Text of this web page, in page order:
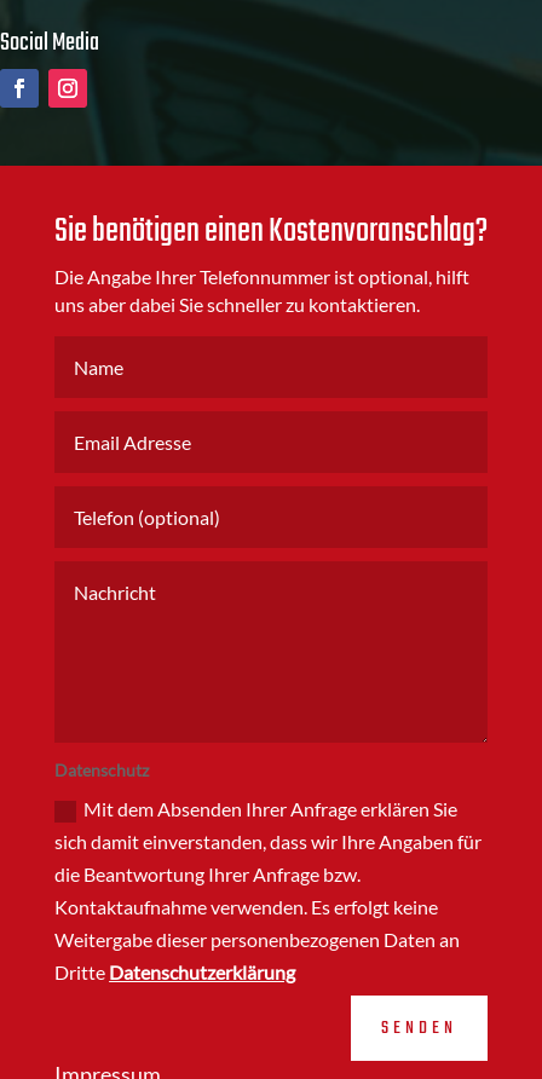
Social Media
Sie benötigen einen Kostenvoranschlag?
Die Angabe Ihrer Telefonnummer ist optional, hilft
uns aber dabei Sie schneller zu kontaktieren.
Datenschutz
Mit dem Absenden Ihrer Anfrage erklären Sie
sich damit einverstanden, dass wir Ihre Angaben für
die Beantwortung Ihrer Anfrage bzw.
Kontaktaufnahme verwenden. Es erfolgt keine
Weitergabe dieser personenbezogenen Daten an
Dritte Datenschutzerklärung
SENDEN